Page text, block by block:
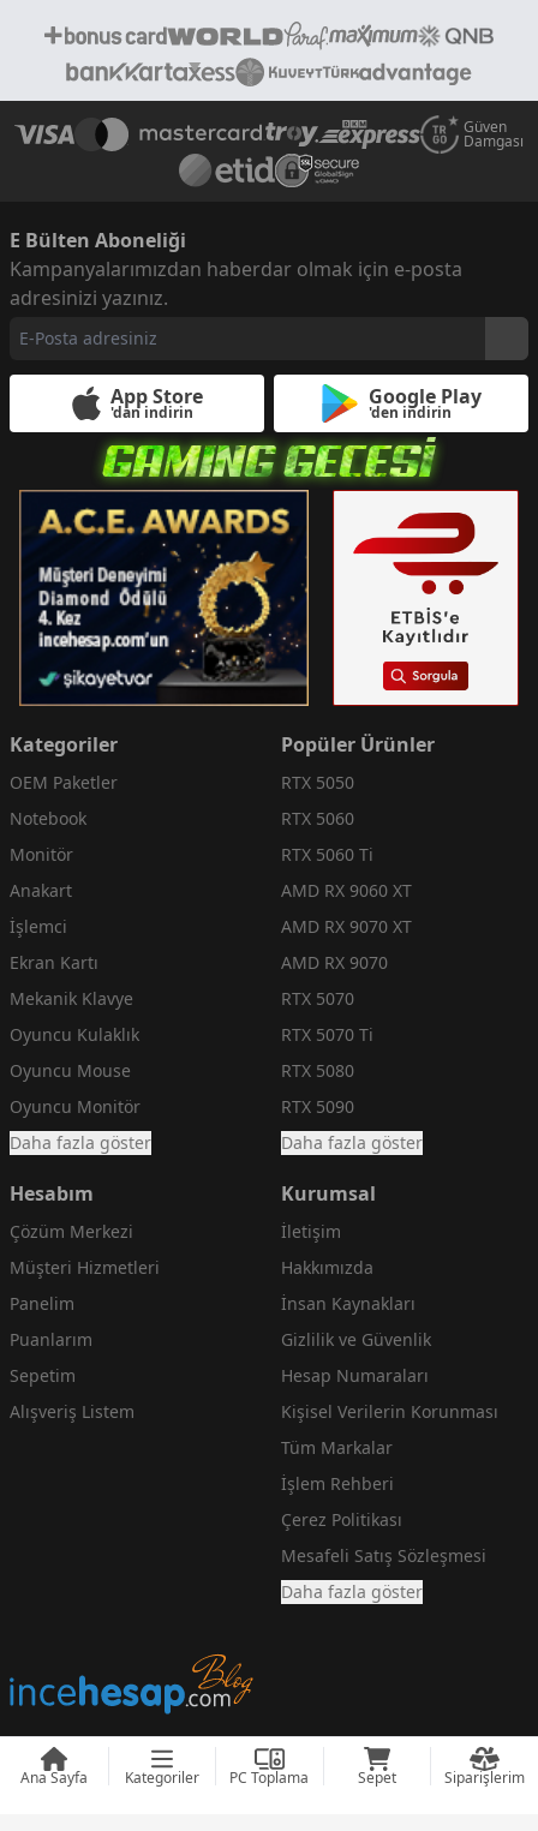
Ana Sayfa Kategoriler PC Toplama Sepet Siparişlerim
Güven
Damgası
E Bülten Aboneliği
Kampanyalarımızdan haberdar olmak için e-posta
adresinizi yazınız.
App Store
'dan indirin
Google Play
'den indirin
Kategoriler
OEM Paketler
Notebook
Monitör
Anakart
İşlemci
Ekran Kartı
Mekanik Klavye
Oyuncu Kulaklık
Oyuncu Mouse
Oyuncu Monitör
Daha fazla göster
Popüler Ürünler
RTX 5050
RTX 5060
RTX 5060 Ti
AMD RX 9060 XT
AMD RX 9070 XT
AMD RX 9070
RTX 5070
RTX 5070 Ti
RTX 5080
RTX 5090
Daha fazla göster
Hesabım
Çözüm Merkezi
Müşteri Hizmetleri
Panelim
Puanlarım
Sepetim
Alışveriş Listem
Kurumsal
İletişim
Hakkımızda
İnsan Kaynakları
Gizlilik ve Güvenlik
Hesap Numaraları
Kişisel Verilerin Korunması
Tüm Markalar
İşlem Rehberi
Çerez Politikası
Mesafeli Satış Sözleşmesi
Daha fazla göster